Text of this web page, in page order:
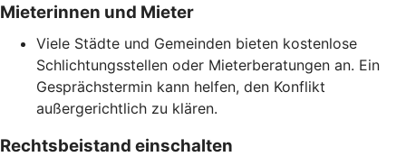
Mieterinnen und Mieter
Viele Städte und Gemeinden bieten kostenlose
Schlichtungsstellen oder Mieterberatungen an. Ein
Gesprächstermin kann helfen, den Konflikt
außergerichtlich zu klären.
Rechtsbeistand einschalten